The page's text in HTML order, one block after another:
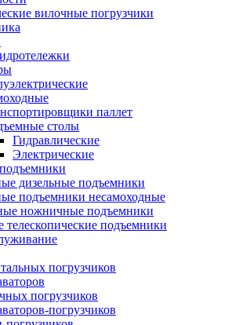
вилочные погрузчики
паллет
столы
Гидравлические
Электрические
дизельные подъемники
подъемники несамоходные
ножничные подъемники
телескопические подъемники
погрузчиков
погрузчиков
погрузчиков